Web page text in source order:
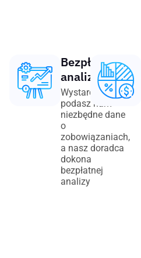
Bezpłatna
analiza
Wystarczy, że
podasz nam
niezbędne dane
o
zobowiązaniach,
a nasz doradca
dokona
bezpłatnej
analizy